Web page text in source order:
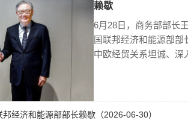
赖歇
6月28日，商务部部长
国联邦经济和能源部
中欧经贸关系坦诚、深
经济和能源部部长赖歇（2026-06-30）